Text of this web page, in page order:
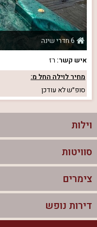
6 חדרי שינה
איש קשר: רז
מחיר לוילה החל מ:
סופ״שלא עודכן
וילות
וילות בצפון
וילות להשכרה
וילות למסיבת רווקים
סוויטות
סוויטות בצפון
צימרים לזוגות עם בריכה פרטית
צימרים
צימרים בצפון
דירות נופש